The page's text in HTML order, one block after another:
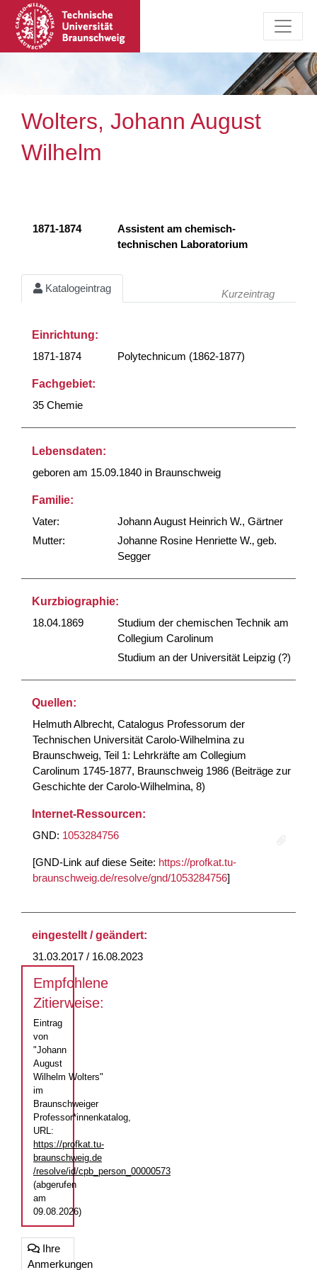
Wolters, Johann August
Wilhelm
1871-1874
Assistent am chemisch-
technischen Laboratorium
Katalogeintrag Kurzeintrag
Einrichtung:
1871-1874
Polytechnicum (1862-1877)
Fachgebiet:
35 Chemie
Lebensdaten:
geboren am 15.09.1840 in Braunschweig
Familie:
Vater:
Johann August Heinrich W., Gärtner
Mutter:
Johanne Rosine Henriette W.‚ geb.
Segger
Kurzbiographie:
18.04.1869
Studium der chemischen Technik am
Collegium Carolinum
Studium an der Universität Leipzig (?)
Quellen:
Helmuth Albrecht, Catalogus Professorum der
Technischen Universität Carolo-Wilhelmina zu
Braunschweig, Teil 1: Lehrkräfte am Collegium
Carolinum 1745-1877, Braunschweig 1986 (Beiträge zur
Geschichte der Carolo-Wilhelmina, 8)
Internet-Ressourcen:
GND: 1053284756
[GND-Link auf diese Seite: https://profkat.tu-
braunschweig.de/resolve/gnd/1053284756]
eingestellt / geändert:
31.03.2017 / 16.08.2023
Empfohlene
Zitierweise:
Eintrag
von
"Johann
August
Wilhelm Wolters"
im
Braunschweiger
Professor*innenkatalog,
URL:
https://profkat.tu-
braunschweig.de
/resolve/id/cpb_person_00000573
(abgerufen
am
09.08.2026)
Ihre
Anmerkungen